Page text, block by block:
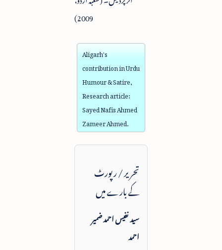
2009)
Aligarh's
contribution in Urdu
Humour & Satire,
Research article:
Sayed Nafis Ahmed
Zameer Ahmed.
تحریر / رپورٹ
کے بارے میں
سید نفیس احمد ضمیر
احمد